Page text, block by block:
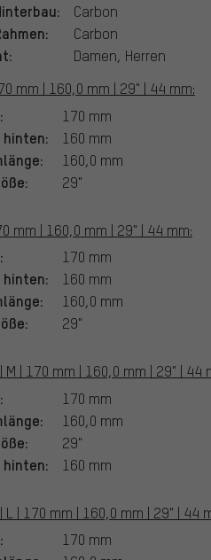
Carbon
Carbon
Damen, Herren
mm | 160,0 mm | 29" | 44 mm:
170 mm
hinten: 160 mm
160,0 mm
29"
mm | 160,0 mm | 29" | 44 mm:
170 mm
hinten: 160 mm
160,0 mm
29"
| 170 mm | 160,0 mm | 29" | 44
170 mm
160,0 mm
29"
hinten: 160 mm
| 170 mm | 160,0 mm | 29" | 44
170 mm